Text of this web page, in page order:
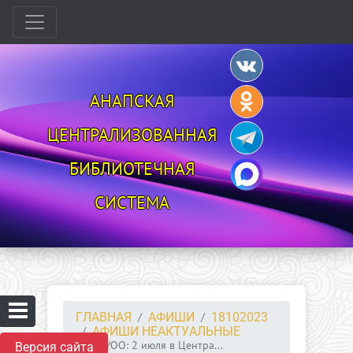
Версия сайта
АНАПСКАЯ
ЦЕНТРАЛИЗОВАННАЯ
БИБЛИОТЕЧНАЯ
СИСТЕМА
ГЛАВНАЯ АФИШИ
18102023
АФИШИ НЕАКТУАЛЬНЫЕ
ЦБ/ОО: 2 июля в Центра...